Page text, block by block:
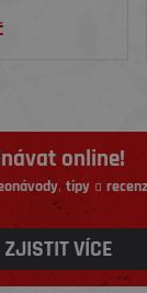
online!
,tipy a
ZJISTIT VÍCE